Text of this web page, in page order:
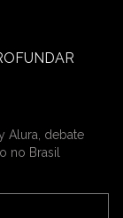
Alura, debate
no Brasil